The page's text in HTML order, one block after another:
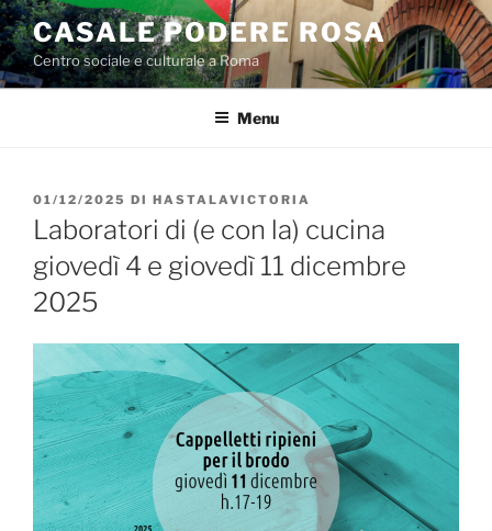
Salta
al
contenuto
CASALE PODERE ROSA
Centro sociale e culturale a Roma
Menu
PUBBLICATO
IL
01/12/2025 DI HASTALAVICTORIA
Laboratori di (e con la) cucina
giovedì 4 e giovedì 11 dicembre
2025